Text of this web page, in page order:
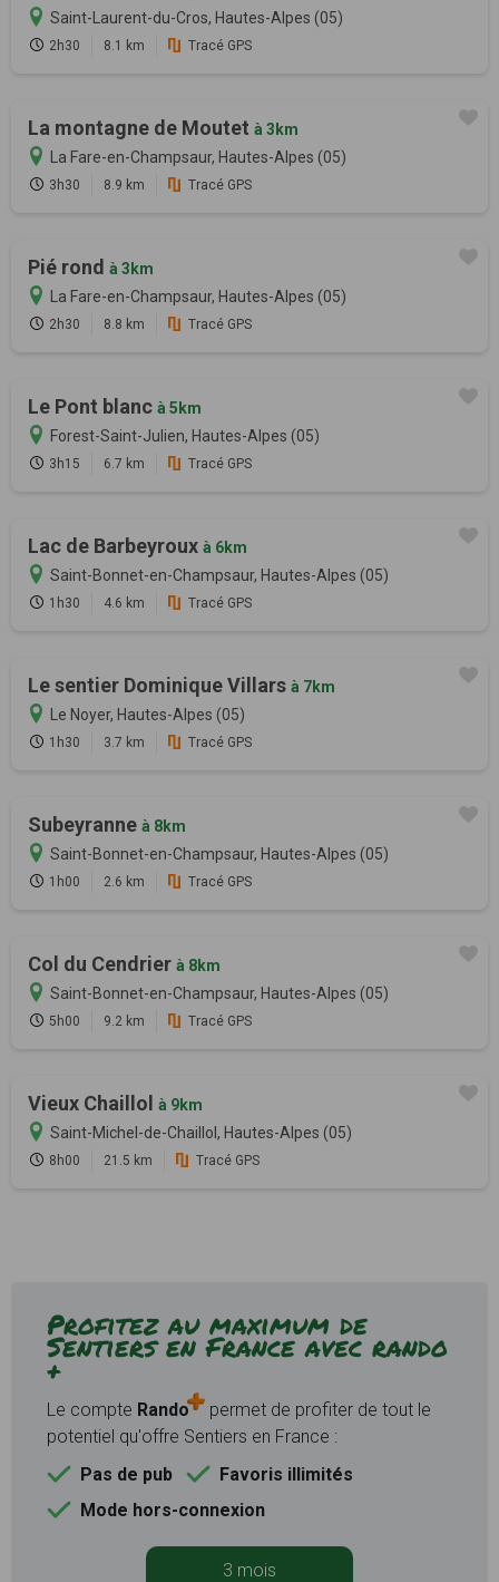
Saint-Laurent-du-Cros, Hautes-Alpes (05)
2h30 8.1 km Tracé GPS
La montagne de Moutet à 3km
La Fare-en-Champsaur, Hautes-Alpes (05)
3h30 8.9 km Tracé GPS
Pié rond à 3km
La Fare-en-Champsaur, Hautes-Alpes (05)
2h30 8.8 km Tracé GPS
Le Pont blanc à 5km
Forest-Saint-Julien, Hautes-Alpes (05)
3h15 6.7 km Tracé GPS
Lac de Barbeyroux à 6km
Saint-Bonnet-en-Champsaur, Hautes-Alpes (05)
1h30 4.6 km Tracé GPS
Le sentier Dominique Villars à 7km
Le Noyer, Hautes-Alpes (05)
1h30 3.7 km Tracé GPS
Subeyranne à 8km
Saint-Bonnet-en-Champsaur, Hautes-Alpes (05)
1h00 2.6 km Tracé GPS
Col du Cendrier à 8km
Saint-Bonnet-en-Champsaur, Hautes-Alpes (05)
5h00 9.2 km Tracé GPS
Vieux Chaillol
à 9km
Saint-Michel-de-Chaillol, Hautes-Alpes (05)
8h00 21.5 km Tracé GPS
Profitez au maximum de
Sentiers en France avec rando
+
Le compte Rando
permet de profiter de tout le
potentiel qu'offre Sentiers en France :
Pas de pub
Favoris illimités
Mode hors-connexion
3 mois